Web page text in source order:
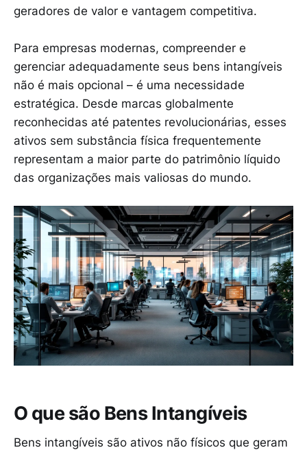
geradores de valor e vantagem competitiva.
Para empresas modernas, compreender e
gerenciar adequadamente seus bens intangíveis
não é mais opcional – é uma necessidade
estratégica. Desde marcas globalmente
reconhecidas até patentes revolucionárias, esses
ativos sem substância física frequentemente
representam a maior parte do patrimônio líquido
das organizações mais valiosas do mundo.
O que são Bens Intangíveis
Bens intangíveis são ativos não físicos que geram